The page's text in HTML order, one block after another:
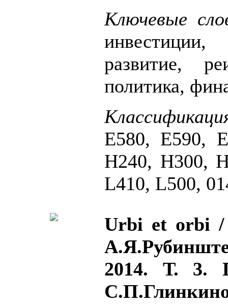
Ключевые
развитие,
политика,
Е580, Е590,
H240, Н300,
L410, L500,
Urbi et orbi /
2014. Т. 3.